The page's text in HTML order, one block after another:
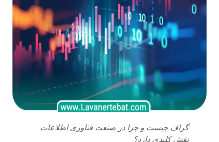
گراف چیست و چرا در صنعت فناوری اطلاعات
نقش کلیدی دارد؟